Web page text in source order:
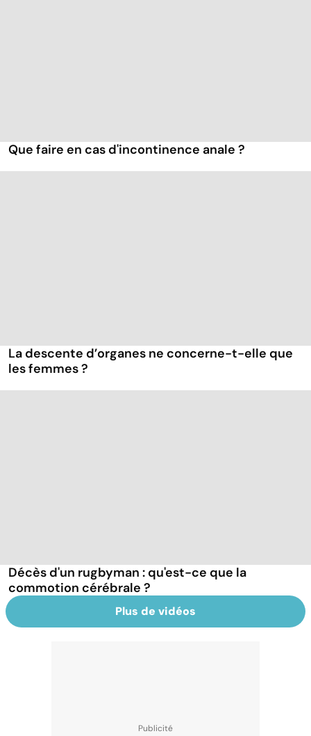
Que faire en cas d'incontinence anale ?
La descente d’organes ne concerne-t-elle que
les femmes ?
Décès d'un rugbyman : qu'est-ce que la
commotion cérébrale ?
Plus de vidéos